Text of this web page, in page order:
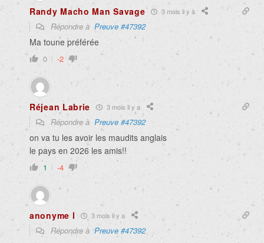
Randy Macho Man Savage 3 mois il y a
Répondre à Preuve #47392
Ma toune préférée
0 -2
Réjean Labrie 3 mois il y a
Répondre à Preuve #47392
on va tu les avoir les maudits anglais
le pays en 2026 les amis!!
1 -4
anonyme l 3 mois il y a
Répondre àPreuve #47392